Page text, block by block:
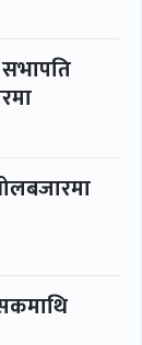
सभापति